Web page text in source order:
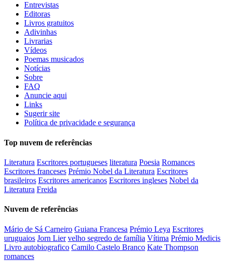
Entrevistas
Editoras
Livros gratuitos
Adivinhas
Livrarias
Vídeos
Poemas musicados
Notícias
Sobre
FAQ
Anuncie aqui
Links
Sugerir site
Política de privacidade e segurança
Top nuvem de referências
Literatura Escritores portugueses literatura Poesia Romances
Escritores franceses Prémio Nobel da Literatura Escritores
brasileiros Escritores americanos Escritores ingleses Nobel da
Literatura Freida
Nuvem de referências
Mário de Sá Carneiro Guiana Francesa Prémio Leya Escritores
uruguaios Jorn Lier velho segredo de família Vítima Prémio Medicis
Livro autobiografico Camilo Castelo Branco Kate Thompson
romances